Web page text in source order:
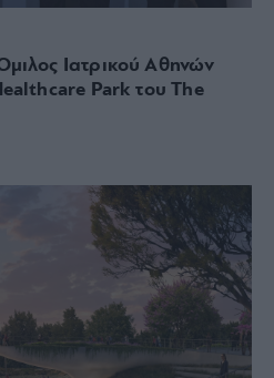
Ιατρικού Αθηνών
Park του The